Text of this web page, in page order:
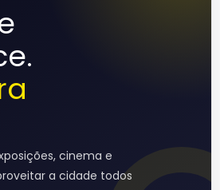
cinema e
a cidade todos